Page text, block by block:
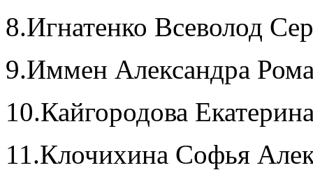
8.Игнатенко Всеволод
9.Иммен Александра
10.Кайгородова
11.Клочихина Софья